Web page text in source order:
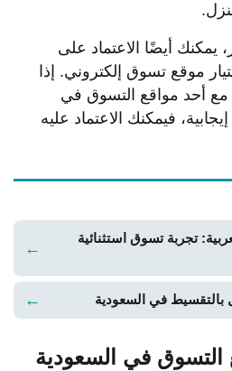
يمكنك أيضًا الاعتماد على
موقع تسوق إلكتروني. إذا
أحد مواقع التسوق في
فيمكنك الاعتماد عليه
تجربة تسوق استثنائية
←
بالتقسيط في السعودية ←
التسوق في السعودية